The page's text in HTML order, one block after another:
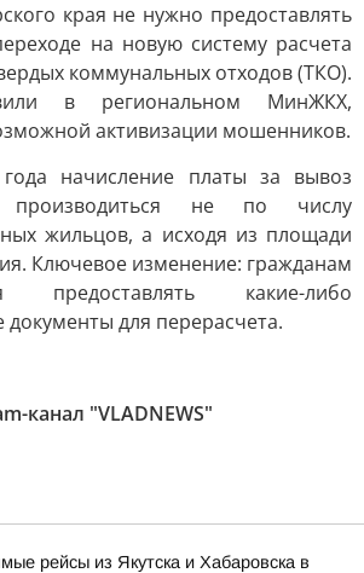
края не нужно предоставлять
на новую систему расчета
коммунальных отходов (ТКО).
в региональном МинЖКХ,
активизации мошенников.
начисление платы за вывоз
производиться не по числу
жильцов, а исходя из площади
Ключевое изменение: гражданам
предоставлять какие-либо
для перерасчета.
канал "VLADNEWS"
рейсы из Якутска и Хабаровска в